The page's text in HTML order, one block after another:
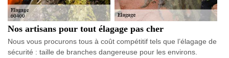
Nos artisans pour tout élagage pas cher
Nous vous procurons tous à coût compétitif tels que l’élagage de
sécurité : taille de branches dangereuse pour les environs.